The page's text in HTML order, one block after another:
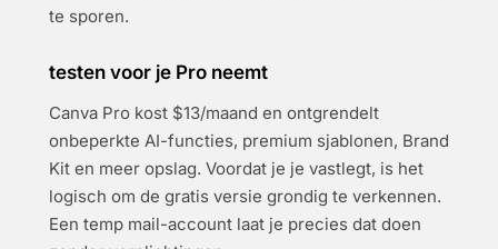
te sporen.
testen voor je Pro neemt
Canva Pro kost $13/maand en ontgrendelt
onbeperkte AI-functies, premium sjablonen, Brand
Kit en meer opslag. Voordat je je vastlegt, is het
logisch om de gratis versie grondig te verkennen.
Een temp mail-account laat je precies dat doen